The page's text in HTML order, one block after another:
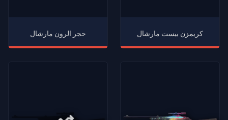
حجر الرون مارشال كريمزن بيست مارشال